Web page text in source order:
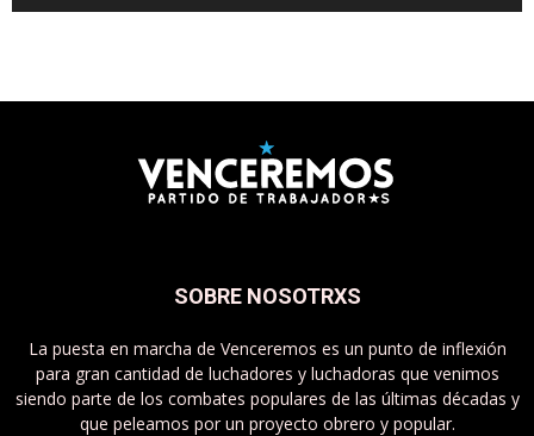
SOBRE NOSOTRXS
La puesta en marcha de Venceremos es un punto de inflexión
para gran cantidad de luchadores y luchadoras que venimos
siendo parte de los combates populares de las últimas décadas y
que peleamos por un proyecto obrero y popular.